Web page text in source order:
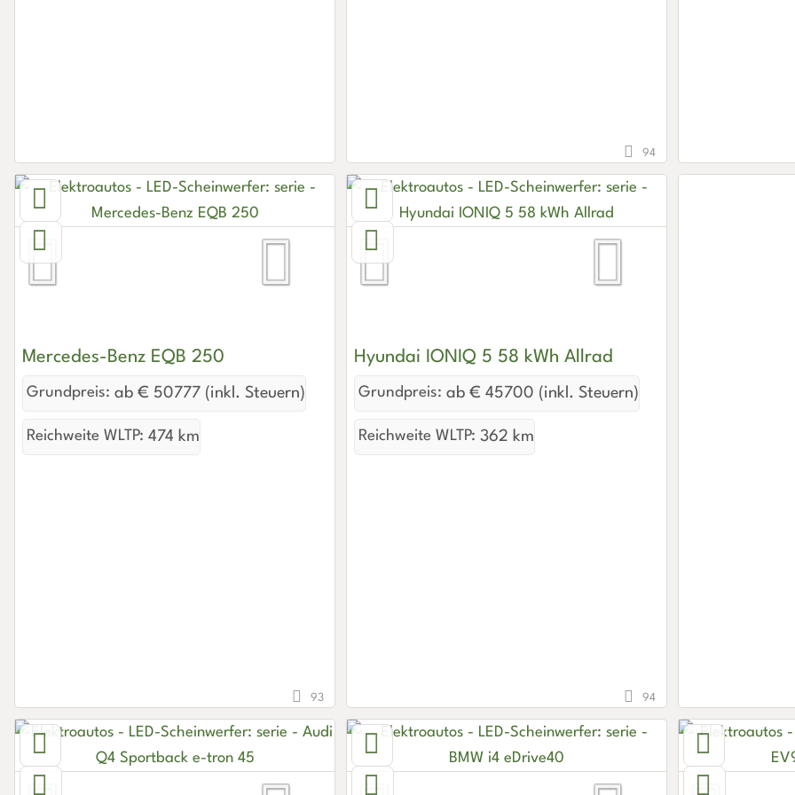
94
Mercedes-Benz EQB 250
Grundpreis: ab € 50777 (inkl. Steuern)
Reichweite WLTP: 474 km
93
Hyundai IONIQ 5 58 kWh Allrad
Grundpreis: ab € 45700 (inkl. Steuern)
Reichweite WLTP: 362 km
94